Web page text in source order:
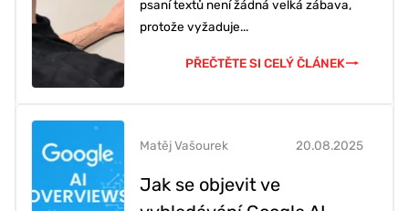
psaní textů není žádná velká zábava,
protože vyžaduje...
PŘEČTĚTE SI CELÝ ČLÁNEK
Jak se objevit ve
20.08.2025
Matěj Vašourek